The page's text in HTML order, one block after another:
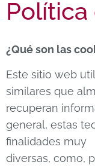
Política
¿Qué son las
Este sitio web
similares que
recuperan
general, estas
finalidades muy
diversas, como,